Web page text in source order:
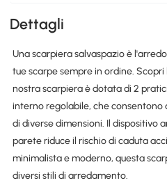
Dettagli
Una scarpiera salvaspazio è
tue scarpe sempre in ordine.
nostra scarpiera è dotata di 2
interno regolabile, che consentono
di diverse dimensioni. Il dispositivo
parete riduce il rischio di caduta
minimalista e moderno, questa
diversi stili di arredamento.